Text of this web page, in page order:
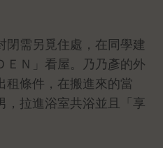
閉需另覓住處，在同學建
ＥＮ」看屋。乃乃彥的外
租條件，在搬進來的當
，拉進浴室共浴並且「享